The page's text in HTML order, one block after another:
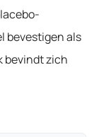
bevestigen als
bevindt zich